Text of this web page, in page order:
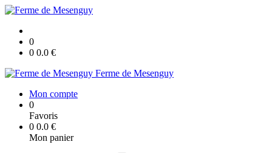
0
0 0.0 €
Ferme de Mesenguy
Mon compte
0
Favoris
0 0.0 €
Mon panier